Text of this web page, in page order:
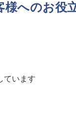
へのお役
ています